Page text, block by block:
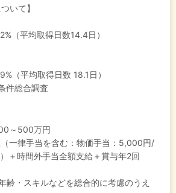
いて】
（平均取得日数14.4日）
（平均取得日数 18.1日）
件総合調査
～500万円
一律手当を含む：物価手当：5,000円/
＋時間外手当全額支給＋賞与年2回
齢・スキルなどを総合的に考慮のうえ